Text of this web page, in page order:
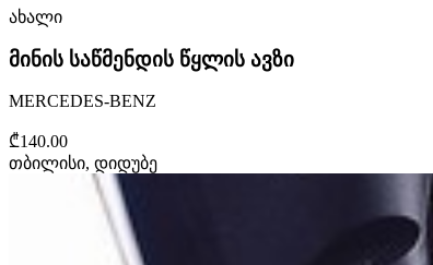
ახალი
მინის საწმენდის წყლის ავზი
MERCEDES-BENZ
₾140.00
თბილისი, დიდუბე